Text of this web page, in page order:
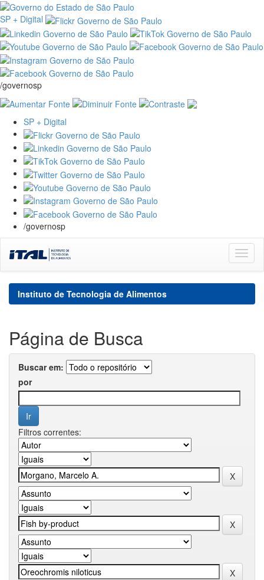
SP + Digital
/governosp
SP + Digital
/governosp
navigation
Instituto de Tecnologia de Alimentos
Página de Busca
Buscar em:
por
Filtros correntes: